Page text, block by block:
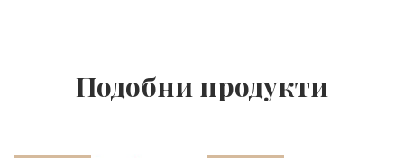
Подобни продукти